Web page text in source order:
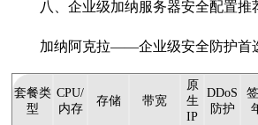
八、企业级加纳服务器安全配置推
加纳阿克拉——企业级安全防护首
套餐类
型
CPU/
内存
存储 带宽
原
生
IP
DDoS
防护